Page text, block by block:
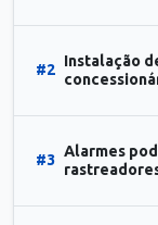
#2
Instalação
#3
Alarmes